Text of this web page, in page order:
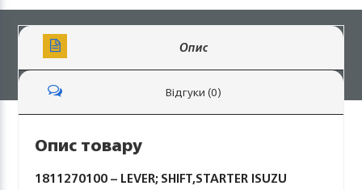
Опис
Відгуки (0)
Опис товару
1811270100 – LEVER; SHIFT,STARTER ISUZU